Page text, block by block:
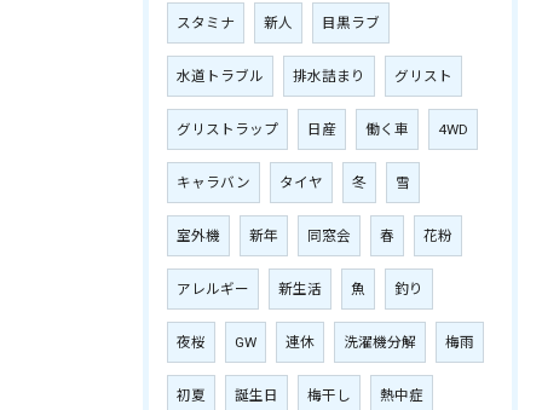
スタミナ 新人 目黒ラブ
水道トラブル 排水詰まり グリスト
グリストラップ 日産 働く車 4WD
キャラバン タイヤ 冬 雪
室外機 新年 同窓会 春 花粉
アレルギー 新生活 魚 釣り
夜桜 GW 連休 洗濯機分解 梅雨
初夏 誕生日 梅干し 熱中症